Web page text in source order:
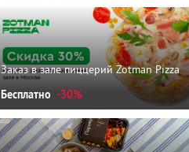
Заказ в зале пиццерий Zotman Pizza
Бесплатно -30%